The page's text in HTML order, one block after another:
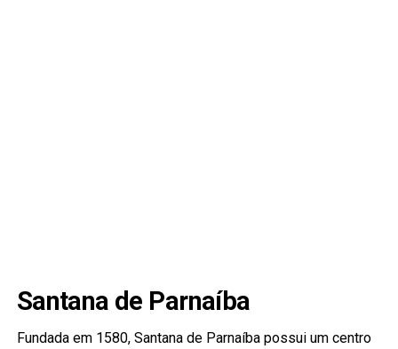
Santana de Parnaíba
Fundada em 1580, Santana de Parnaíba possui um centro